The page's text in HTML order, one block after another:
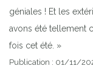
géniales ! Et les
avons été tellement
fois cet été. »
Publication : 01/11/